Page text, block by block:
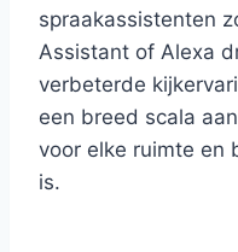
spraakassistenten
Assistant of Alexa
verbeterde
een breed scala
voor elke ruimte en
is.